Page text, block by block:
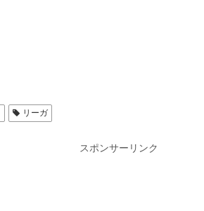
リーガ
スポンサーリンク